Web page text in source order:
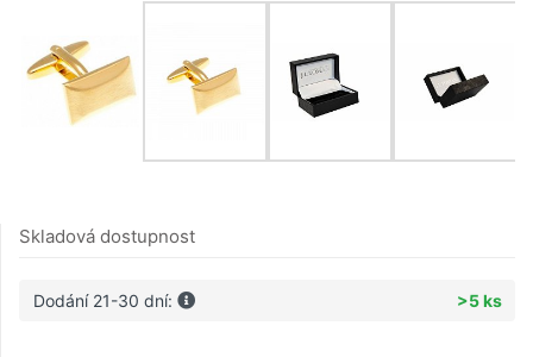
Skladová dostupnost
Dodání 21-30 dní: >5 ks